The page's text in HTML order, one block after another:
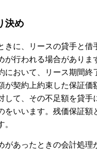
決め
きに、リースの貸手と借
が行われる場合がありま
において、リース期間終
が契約上約束した保証価
して、その不足額を貸手
をいいます。残価保証額
があったときの会計処理